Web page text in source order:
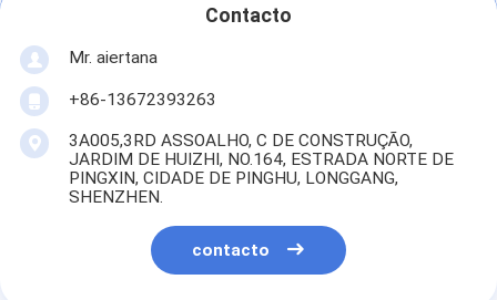
Contacto
Mr. aiertana
+86-13672393263
3A005,3RD ASSOALHO, C DE CONSTRUÇÃO,
JARDIM DE HUIZHI, NO.164, ESTRADA NORTE DE
PINGXIN, CIDADE DE PINGHU, LONGGANG,
SHENZHEN.
contacto